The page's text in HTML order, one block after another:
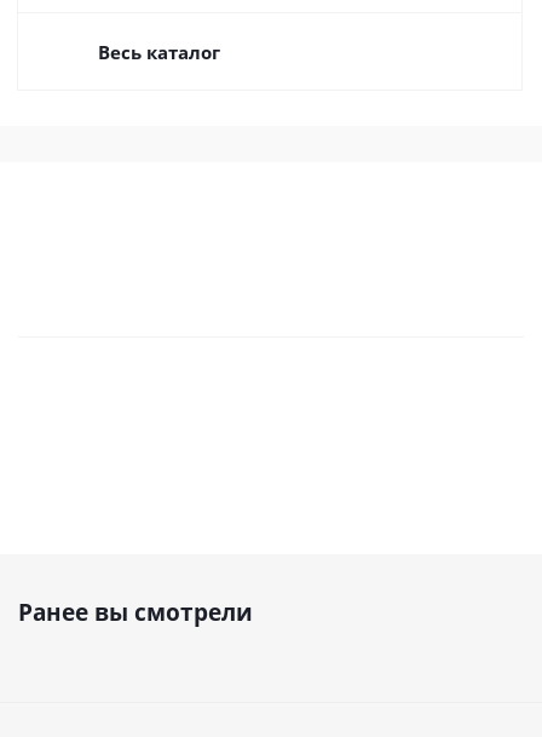
Весь каталог
Ранее вы смотрели